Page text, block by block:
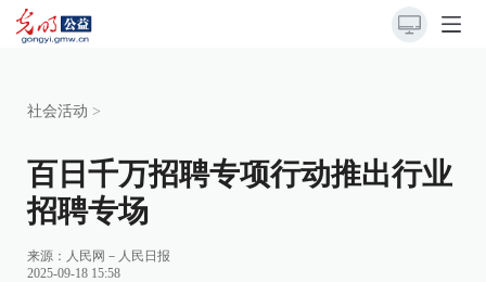
社会活动 >
百日千万招聘专项行动推出行业
招聘专场
来源： 人民网－人民日报
2025-09-18 15:58